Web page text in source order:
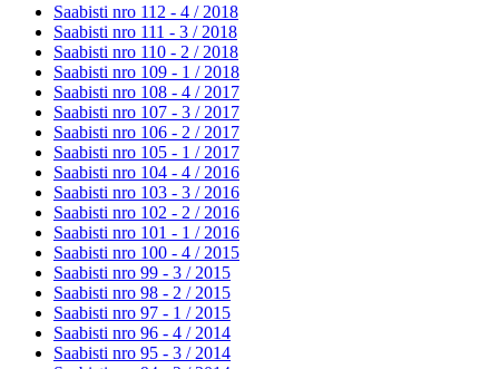
Saabisti nro 112 - 4 / 2018
Saabisti nro 111 - 3 / 2018
Saabisti nro 110 - 2 / 2018
Saabisti nro 109 - 1 / 2018
Saabisti nro 108 - 4 / 2017
Saabisti nro 107 - 3 / 2017
Saabisti nro 106 - 2 / 2017
Saabisti nro 105 - 1 / 2017
Saabisti nro 104 - 4 / 2016
Saabisti nro 103 - 3 / 2016
Saabisti nro 102 - 2 / 2016
Saabisti nro 101 - 1 / 2016
Saabisti nro 100 - 4 / 2015
Saabisti nro 99 - 3 / 2015
Saabisti nro 98 - 2 / 2015
Saabisti nro 97 - 1 / 2015
Saabisti nro 96 - 4 / 2014
Saabisti nro 95 - 3 / 2014